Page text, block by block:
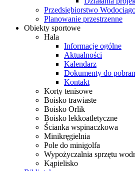
Przedsiębiorstwo
Planowanie przestrzenne
Obiekty sportowe
Hala
Informacje ogólne
Aktualności
Kalendarz
Dokumenty do
Kontakt
Korty tenisowe
Boisko trawiaste
Boisko Orlik
Boisko lekkoatletyczne
Ścianka wspinaczkowa
Minikręgielnia
Pole do minigolfa
Wypożyczalnia sprzętu
Kąpielisko